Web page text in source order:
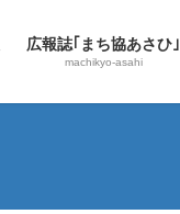
広報誌｢まち協あさひ｣
machikyo-asahi